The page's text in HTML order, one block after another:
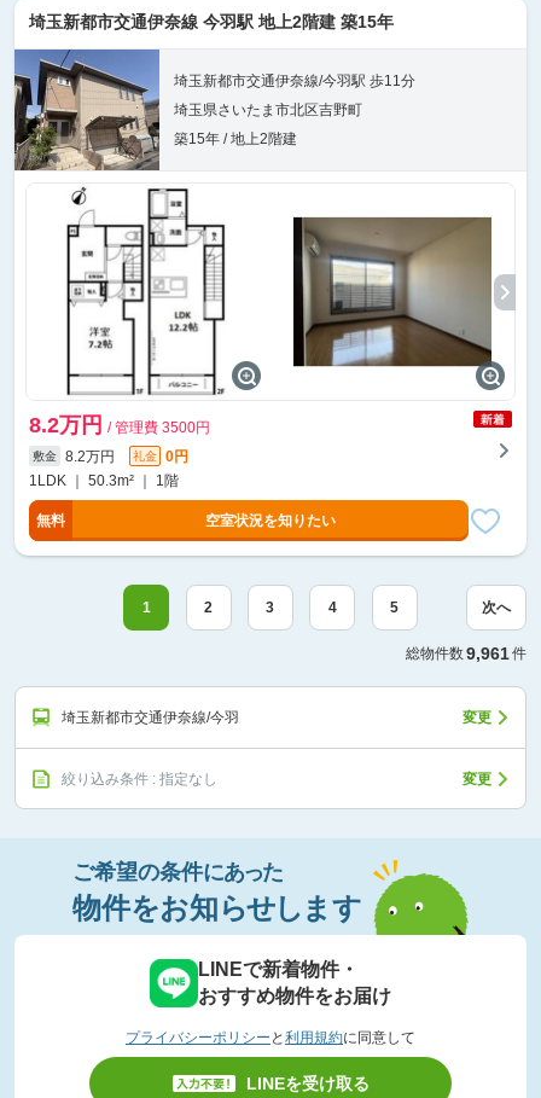
埼玉新都市交通伊奈線 今羽駅 地上2階建 築15年
埼玉新都市交通伊奈線/今羽駅 歩11分
埼玉県さいたま市北区吉野町
築15年 / 地上2階建
8.2万円 / 管理費 3500円
敷金 8.2万円 礼金
0円
1LDK ｜ 50.3m² ｜ 1階
無料 空室状況を知りたい
1 2 3 4 5 次へ
総物件数9,961件
埼玉新都市交通伊奈線/今羽 変更
絞り込み条件 : 指定なし 変更
ご希望の条件にあった
物件をお知らせします
LINEで新着物件・
おすすめ物件をお届け
プライバシーポリシー と 利用規約に同意して
LINEを受け取る